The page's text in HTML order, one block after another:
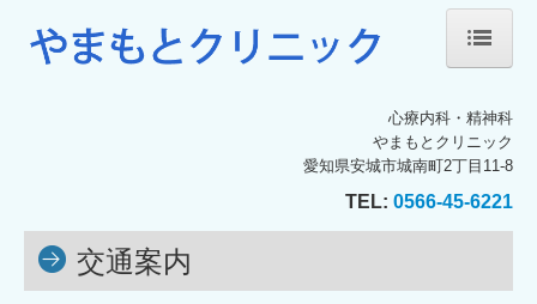
施設・設備のご案内
心療内科・精神科
やまもとクリニック
愛知県安城市城南町2丁目11-8
TEL: 0566-45-6221
交通案内